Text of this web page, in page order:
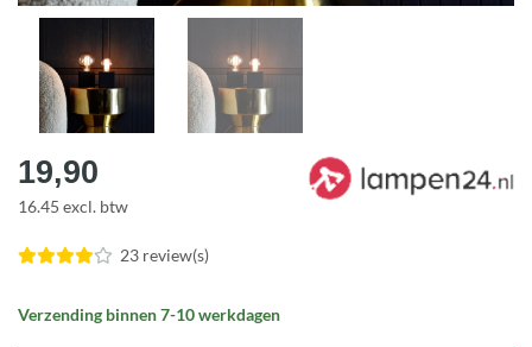
19,90
16.45 excl. btw
23 review(s)
Verzending binnen 7-10 werkdagen